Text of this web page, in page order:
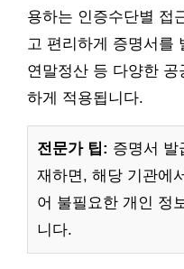
용하는 인증수단별 접
고 편리하게 증명서를
연말정산 등 다양한
하게 적용됩니다.
전문가 팁: 증명서 발
재하면, 해당 기관에
어 불필요한 개인 정
니다.